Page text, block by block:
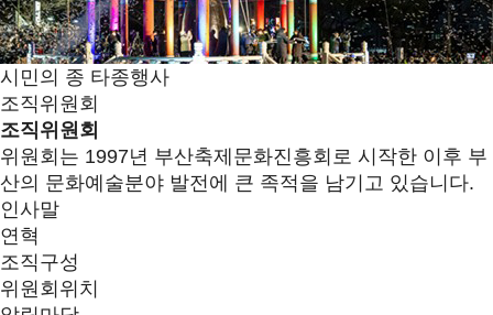
시민의 종 타종행사
조직위원회
조직위원회
위원회는 1997년 부산축제문화진흥회로 시작한 이후 부
산의 문화예술분야 발전에 큰 족적을 남기고 있습니다.
인사말
연혁
조직구성
위원회위치